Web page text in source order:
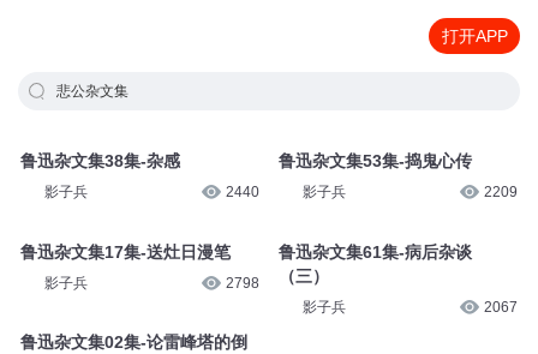
打开APP
悲公杂文集
鲁迅杂文集38集-杂感
影子兵 2440
鲁迅杂文集17集-送灶日漫笔
影子兵 2798
鲁迅杂文集02集-论雷峰塔的倒
鲁迅杂文集53集-捣鬼心传
影子兵 2209
鲁迅杂文集61集-病后杂谈
（三）
影子兵 2067